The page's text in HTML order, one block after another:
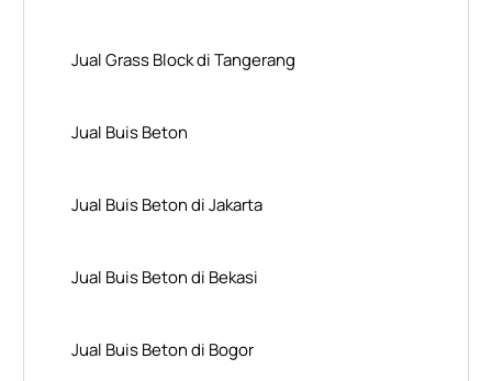
Jual Grass Block di Tangerang
Jual Buis Beton
Jual Buis Beton di Jakarta
Jual Buis Beton di Bekasi
Jual Buis Beton di Bogor